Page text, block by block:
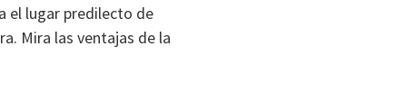
el lugar predilecto de
Mira las ventajas de la